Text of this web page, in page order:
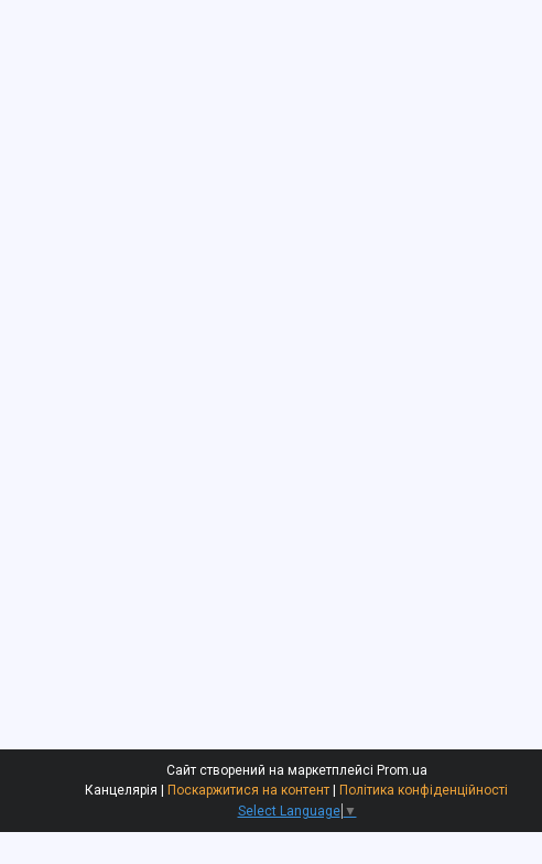
Сайт створений на маркетплейсі Prom.ua
Канцелярiя | Поскаржитися на контент | Політика конфіденційності
Select Language ▼